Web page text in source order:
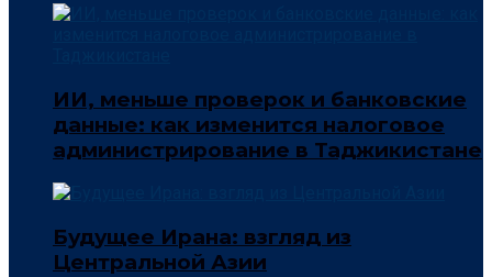
ИИ, меньше проверок и банковские
данные: как изменится налоговое
администрирование в Таджикистане
Будущее Ирана: взгляд из
Центральной Азии